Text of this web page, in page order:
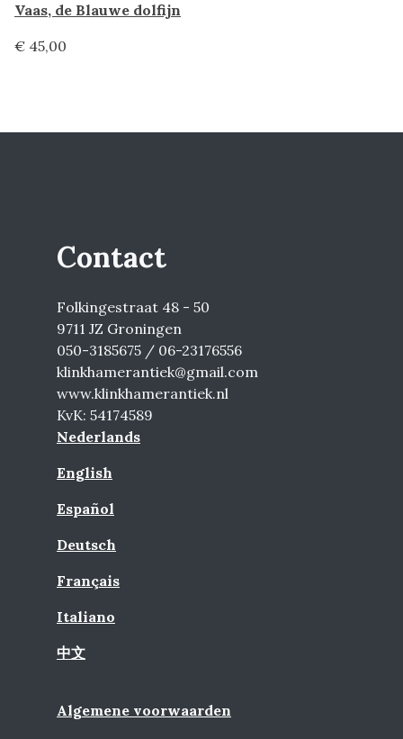
Vaas, de Blauwe dolfijn
€ 45,00
Contact
Folkingestraat 48 - 50
9711 JZ Groningen
050-3185675 / 06-23176556
klinkhamerantiek@gmail.com
www.klinkhamerantiek.nl
KvK: 54174589
Nederlands
English
Español
Deutsch
Français
Italiano
中文
Algemene voorwaarden